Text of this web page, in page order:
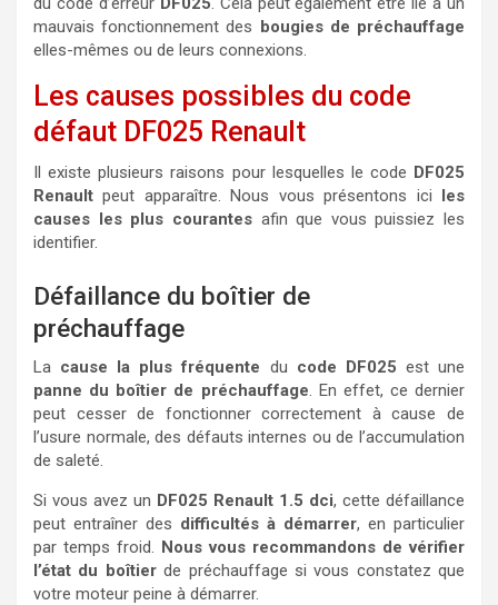
mauvais fonctionnement des bougies de préchauffage
elles-mêmes ou de leurs connexions.
Les causes possibles du code
défaut DF025 Renault
Il existe plusieurs raisons pour lesquelles le code DF025
Renault peut apparaître. Nous vous présentons ici les
causes les plus courantesafin que vous puissiez les
identifier.
Défaillance du boîtier de
préchauffage
La cause la plus fréquente du code DF025 est une
panne du boîtier de préchauffage . En effet, ce dernier
peut cesser de fonctionner correctement à cause de
l’usure normale, des défauts internes ou de l’accumulation
de saleté.
Si vous avez un DF025 Renault 1.5 dci, cette défaillance
peut entraîner des difficultés à démarrer, en particulier
par temps froid. Nous vous recommandons de vérifier
l’état du boîtierde préchauffage si vous constatez que
votre moteur peine à démarrer.